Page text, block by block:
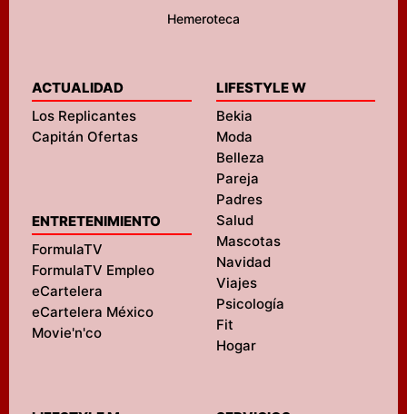
Hemeroteca
ACTUALIDAD
Los Replicantes
Capitán Ofertas
ENTRETENIMIENTO
FormulaTV
FormulaTV Empleo
eCartelera
eCartelera México
Movie'n'co
LIFESTYLE W
Bekia
Moda
Belleza
Pareja
Padres
Salud
Mascotas
Navidad
Viajes
Psicología
Fit
Hogar